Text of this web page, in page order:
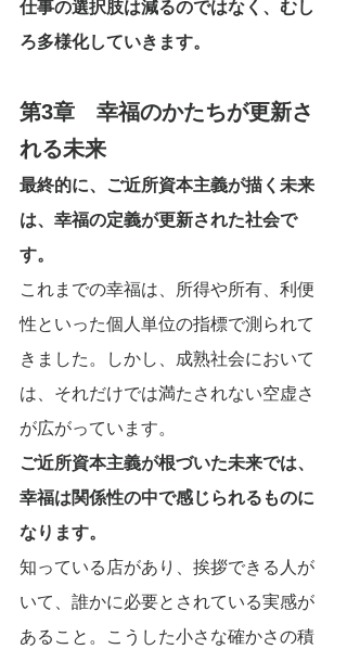
仕事の選択肢は減るのではなく、むし
ろ多様化していきます。
第3章　幸福のかたちが更新さ
れる未来
最終的に、ご近所資本主義が描く未来
は、幸福の定義が更新された社会で
す。
これまでの幸福は、所得や所有、利便
性といった個人単位の指標で測られて
きました。しかし、成熟社会において
は、それだけでは満たされない空虚さ
が広がっています。
ご近所資本主義が根づいた未来では、
幸福は関係性の中で感じられるものに
なります。
知っている店があり、挨拶できる人が
いて、誰かに必要とされている実感が
あること。こうした小さな確かさの積